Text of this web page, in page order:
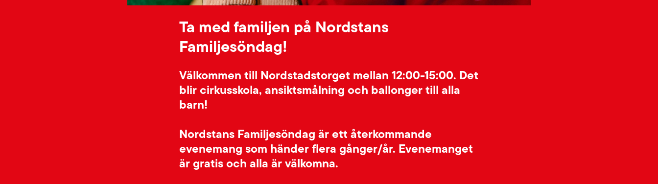
Ta med familjen på Nordstans
Familjesöndag!
Välkommen till Nordstadstorget mellan 12:00-15:00. Det
blir cirkusskola, ansiktsmålning och ballonger till alla
barn!
Nordstans Familjesöndag är ett återkommande
evenemang som händer flera gånger/år. Evenemanget
är gratis och alla är välkomna.